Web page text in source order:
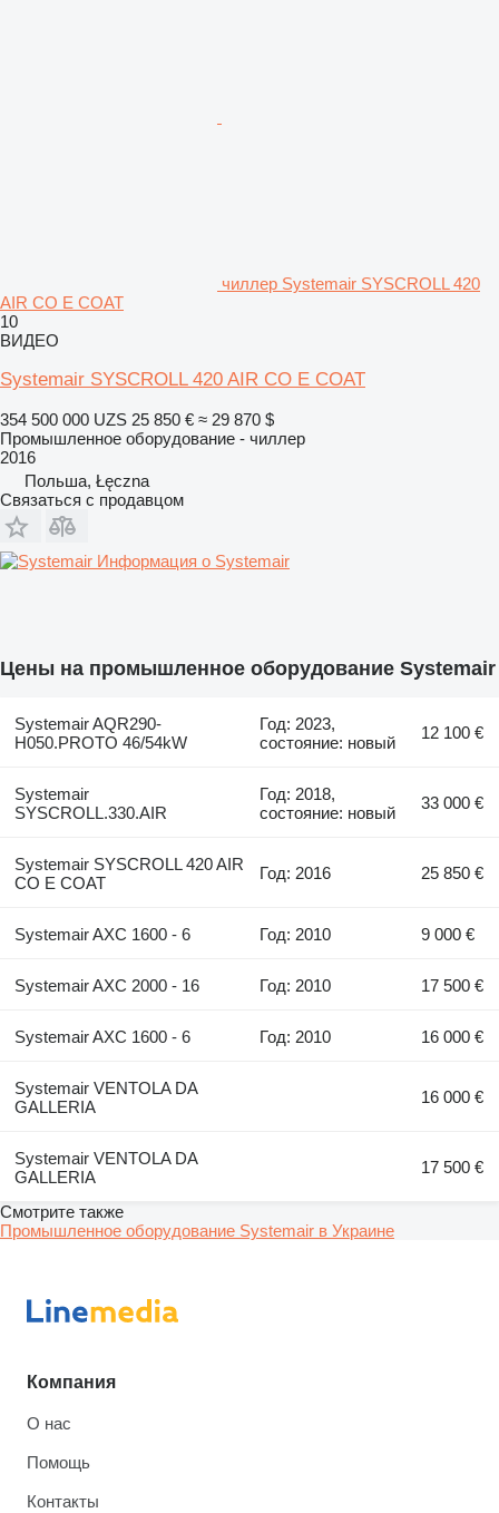
чиллер Systemair SYSCROLL 420
AIR CO E COAT
10
ВИДЕО
Systemair SYSCROLL 420 AIR CO E COAT
354 500 000 UZS 25 850 € ≈ 29 870 $
Промышленное оборудование - чиллер
2016
Польша, Łęczna
Связаться с продавцом
Информация о Systemair
Цены на промышленное оборудование Systemair
Systemair AQR290-
H050.PROTO 46/54kW
Год: 2023,
состояние: новый
12 100 €
Systemair
SYSCROLL.330.AIR
Год: 2018,
состояние: новый
33 000 €
Systemair SYSCROLL 420 AIR
CO E COAT
Год: 2016 25 850 €
Systemair AXC 1600 - 6 Год: 2010 9 000 €
Systemair AXC 2000 - 16 Год: 2010 17 500 €
Systemair AXC 1600 - 6 Год: 2010 16 000 €
Systemair VENTOLA DA
GALLERIA
16 000 €
Systemair VENTOLA DA
GALLERIA
17 500 €
Смотрите также
Промышленное оборудование Systemair в Украине
Компания
О нас
Помощь
Контакты